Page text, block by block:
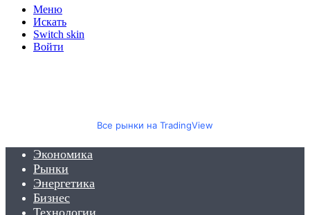
Меню
Искать
Switch skin
Войти
Все рынки на TradingView
Экономика
Рынки
Энергетика
Бизнес
Технологии